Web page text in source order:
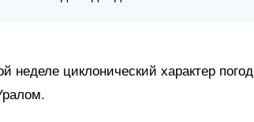
неделе циклонический характер